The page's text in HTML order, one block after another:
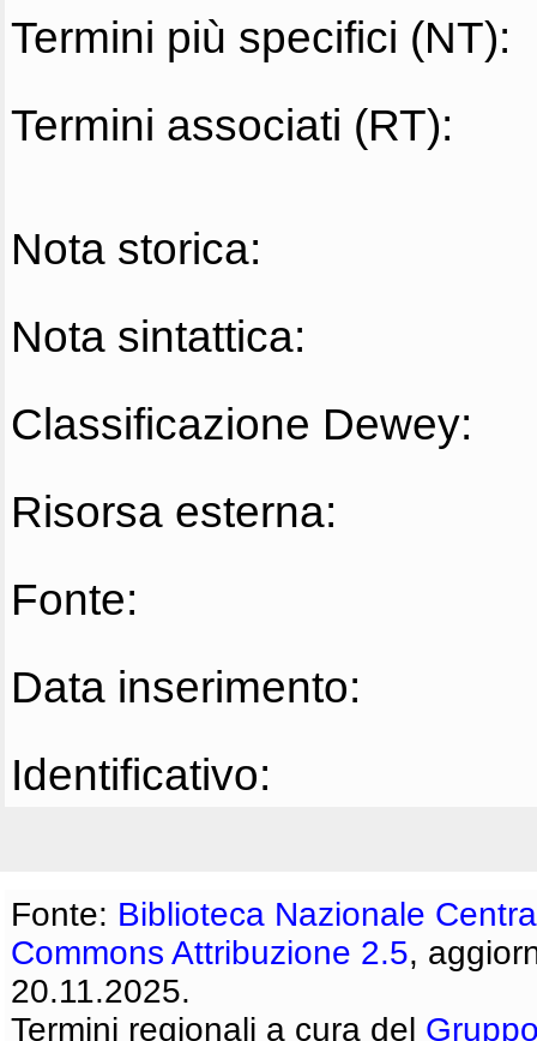
Termini più specifici (NT):
Termini associati (RT):
Nota storica:
Nota sintattica:
Classificazione Dewey:
Risorsa esterna:
Fonte:
Data inserimento:
Identificativo:
Fonte: Biblioteca Nazionale
Commons Attribuzione 2.5,
20.11.2025.
Termini regionali a cura del